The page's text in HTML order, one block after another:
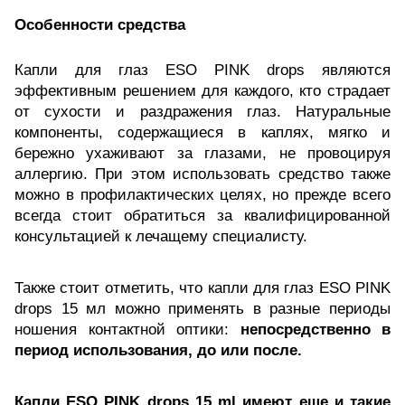
Особенности средства
Капли для глаз ESO PINK drops являются
эффективным решением для каждого, кто страдает
от сухости и раздражения глаз. Натуральные
компоненты, содержащиеся в каплях, мягко и
бережно ухаживают за глазами, не провоцируя
аллергию. При этом использовать средство также
можно в профилактических целях, но прежде всего
всегда стоит обратиться за квалифицированной
консультацией к лечащему специалисту.
Также стоит отметить, что капли для глаз ESO PINK
drops 15 мл можно применять в разные периоды
ношения контактной оптики: непосредственно в
период использования, до или после.
Капли ESO PINK drops 15 ml имеют еще и такие